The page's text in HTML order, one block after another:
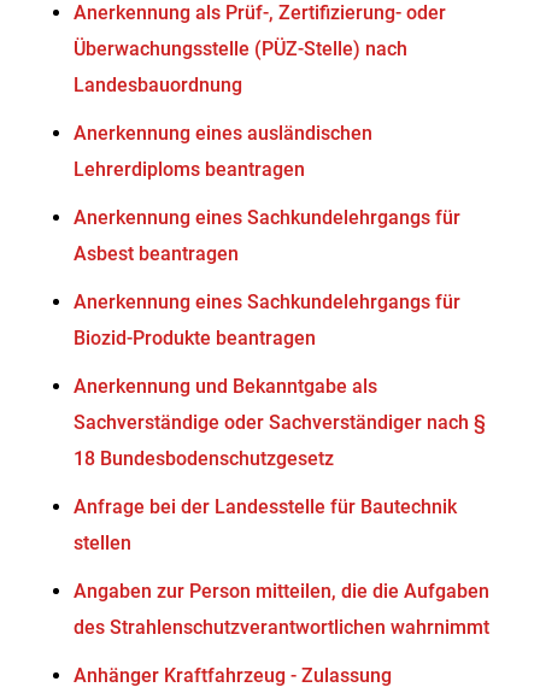
Anerkennung als Prüf-, Zertifizierung- oder
Überwachungsstelle (PÜZ-Stelle) nach
Landesbauordnung
Anerkennung eines ausländischen
Lehrerdiploms beantragen
Anerkennung eines Sachkundelehrgangs für
Asbest beantragen
Anerkennung eines Sachkundelehrgangs für
Biozid-Produkte beantragen
Anerkennung und Bekanntgabe als
Sachverständige oder Sachverständiger nach §
18 Bundesbodenschutzgesetz
Anfrage bei der Landesstelle für Bautechnik
stellen
Angaben zur Person mitteilen, die die Aufgaben
des Strahlenschutzverantwortlichen wahrnimmt
Anhänger Kraftfahrzeug - Zulassung